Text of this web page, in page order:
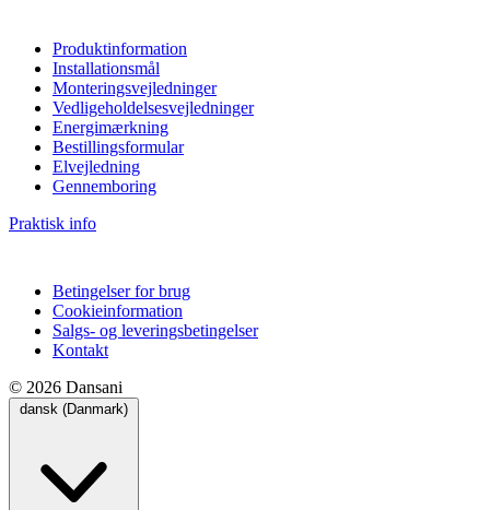
Produktinformation
Installationsmål
Monteringsvejledninger
Vedligeholdelsesvejledninger
Energimærkning
Bestillingsformular
Elvejledning
Gennemboring
Praktisk info
Betingelser for brug
Cookieinformation
Salgs- og leveringsbetingelser
Kontakt
© 2026 Dansani
dansk (Danmark)